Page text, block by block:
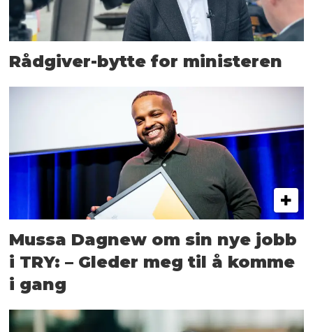
Rådgiver-bytte for ministeren
Mussa Dagnew om sin nye jobb
i TRY: – Gleder meg til å komme
i gang